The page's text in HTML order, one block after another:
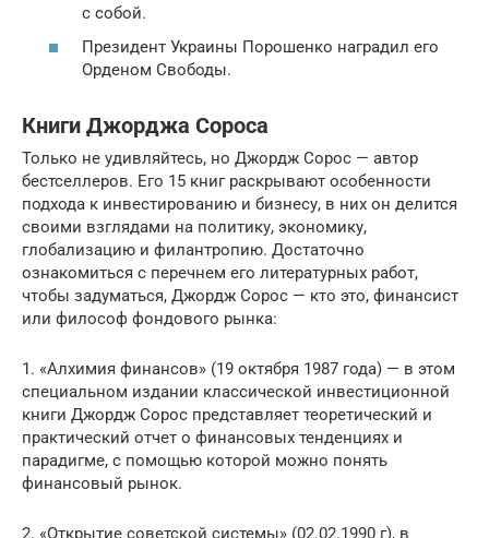
с собой.
Президент Украины Порошенко наградил его
Орденом Свободы.
Книги Джорджа Сороса
Только не удивляйтесь, но Джордж Сорос — автор
бестселлеров. Его 15 книг раскрывают особенности
подхода к инвестированию и бизнесу, в них он делится
своими взглядами на политику, экономику,
глобализацию и филантропию. Достаточно
ознакомиться с перечнем его литературных работ,
чтобы задуматься, Джордж Сорос — кто это, финансист
или философ фондового рынка:
1. «Алхимия финансов» (19 октября 1987 года) — в этом
специальном издании классической инвестиционной
книги Джордж Сорос представляет теоретический и
практический отчет о финансовых тенденциях и
парадигме, с помощью которой можно понять
финансовый рынок.
2. «Открытие советской системы» (02.02.1990 г), в